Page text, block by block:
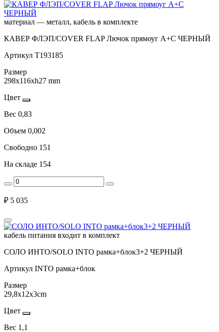
материал — металл, кабель в комплекте
КАВЕР ФЛЭП/COVER FLAP Лючок прямоуг A+C ЧЕРНЫЙ
Артикул Т193185
Размер
298x116xh27 mm
Цвет
Вес 0,83
Объем 0,002
Свободно 151
На складе 154
₽ 5 035
кабель питания входит в комплект
СОЛО ИНТО/SOLO INTO рамка+блок3+2 ЧЕРНЫЙ
Артикул INTO рамка+блок
Размер
29,8x12x3cm
Цвет
Вес 1,1